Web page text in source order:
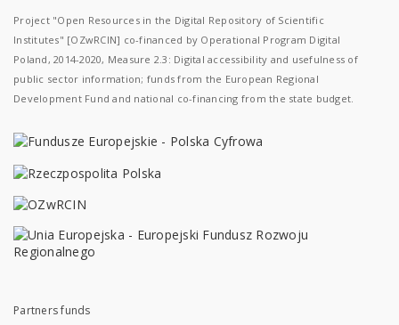
Project "Open Resources in the Digital Repository of Scientific
Institutes" [OZwRCIN] co-financed by Operational Program Digital
Poland, 2014-2020, Measure 2.3: Digital accessibility and usefulness of
public sector information; funds from the European Regional
Development Fund and national co-financing from the state budget.
Partners funds